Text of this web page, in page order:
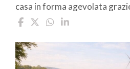
casa in forma agevolata